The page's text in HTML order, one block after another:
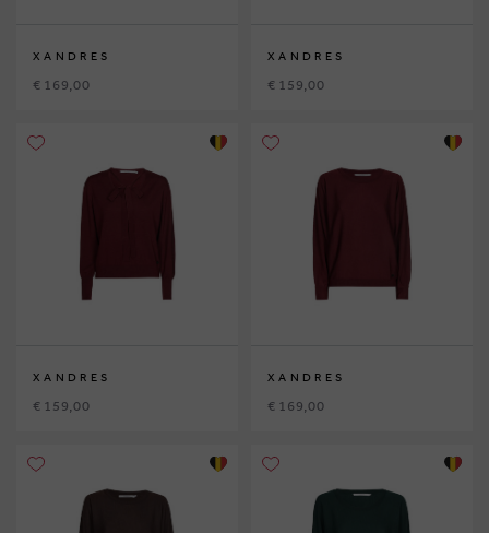
XANDRES
€ 169,00
XANDRES
€ 159,00
XANDRES
€ 159,00
XANDRES
€ 169,00